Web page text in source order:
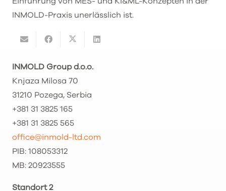
INMOLD-Praxis unerlässlich ist.
INMOLD Group d.o.o.
Knjaza Milosa 70
31210 Pozega, Serbia
+381 31 3825 165
+381 31 3825 565
office@inmold-ltd.com
PIB: 108053312
MB: 20923555
Standort 2